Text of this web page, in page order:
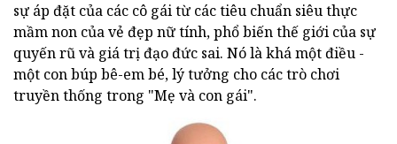
sự áp đặt của các cô gái từ các tiêu chuẩn siêu thực
mầm non của vẻ đẹp nữ tính, phổ biến thế giới của sự
quyến rũ và giá trị đạo đức sai. Nó là khá một điều -
một con búp bê-em bé, lý tưởng cho các trò chơi
truyền thống trong "Mẹ và con gái".